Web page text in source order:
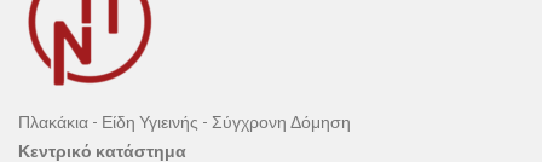
Πλακάκια - Είδη Υγιεινής - Σύγχρονη Δόμηση
Κεντρικό κατάστημα